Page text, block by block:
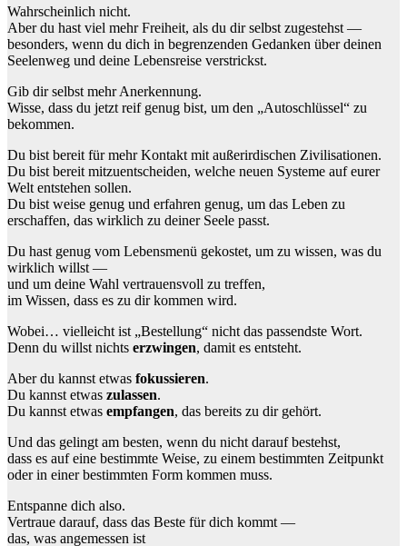
Wahrscheinlich nicht.
Aber du hast viel mehr Freiheit, als du dir selbst zugestehst —
besonders, wenn du dich in begrenzenden Gedanken über deinen
Seelenweg und deine Lebensreise verstrickst.
Gib dir selbst mehr Anerkennung.
Wisse, dass du jetzt reif genug bist, um den „Autoschlüssel“ zu
bekommen.
Du bist bereit für mehr Kontakt mit außerirdischen Zivilisationen.
Du bist bereit mitzuentscheiden, welche neuen Systeme auf eurer
Welt entstehen sollen.
Du bist weise genug und erfahren genug, um das Leben zu
erschaffen, das wirklich zu deiner Seele passt.
Du hast genug vom Lebensmenü gekostet, um zu wissen, was du
wirklich willst —
und um deine Wahl vertrauensvoll zu treffen,
im Wissen, dass es zu dir kommen wird.
Wobei… vielleicht ist „Bestellung“ nicht das passendste Wort.
Denn du willst nichts erzwingen, damit es entsteht.
Aber du kannst etwas fokussieren.
Du kannst etwas zulassen.
Du kannst etwas empfangen, das bereits zu dir gehört.
Und das gelingt am besten, wenn du nicht darauf bestehst,
dass es auf eine bestimmte Weise, zu einem bestimmten Zeitpunkt
oder in einer bestimmten Form kommen muss.
Entspanne dich also.
Vertraue darauf, dass das Beste für dich kommt —
das, was angemessen ist